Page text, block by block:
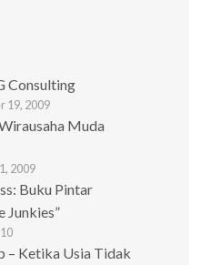
Consulting
19, 2009
Muda
2009
Buku Pintar
Junkies”
– Ketika Usia Tidak